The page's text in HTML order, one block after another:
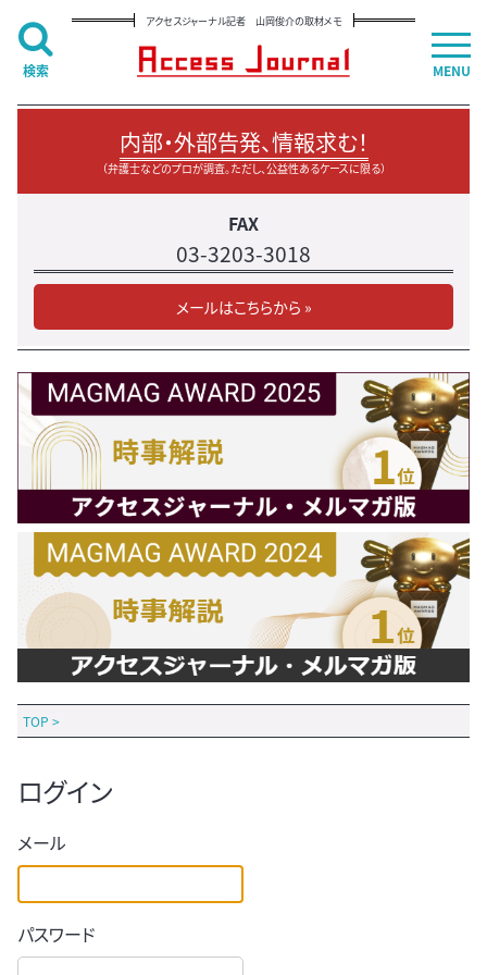
アクセスジャーナル記者 山岡俊介の取材メモ
内部・外部告発、情報求む！
（弁護士などのプロが調査。ただし、公益性あるケースに限る）
FAX
03-3203-3018
メールはこちらから »
TOP >
ログイン
メール
パスワード
MENU
検索